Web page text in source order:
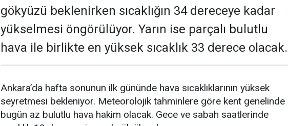
gökyüzü beklenirken sıcaklığın 34 dereceye kadar
yükselmesi öngörülüyor. Yarın ise parçalı bulutlu
hava ile birlikte en yüksek sıcaklık 33 derece olacak.
Ankara’da hafta sonunun ilk gününde hava sıcaklıklarının yüksek
seyretmesi bekleniyor. Meteorolojik tahminlere göre kent genelinde
bugün az bulutlu hava hakim olacak. Gece ve sabah saatlerinde